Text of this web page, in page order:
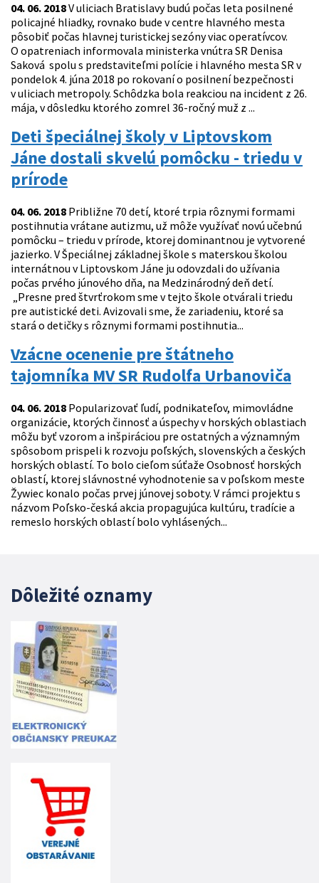
04. 06. 2018V uliciach Bratislavy budú počas leta posilnené
policajné hliadky, rovnako bude v centre hlavného mesta
pôsobiť počas hlavnej turistickej sezóny viac operatívcov.
O opatreniach informovala ministerka vnútra SR Denisa
Saková spolu s predstaviteľmi polície i hlavného mesta SR v
pondelok 4. júna 2018 po rokovaní o posilnení bezpečnosti
v uliciach metropoly. Schôdzka bola reakciou na incident z 26.
mája, v dôsledku ktorého zomrel 36-ročný muž z ...
Deti špeciálnej školy v Liptovskom
Jáne dostali skvelú pomôcku - triedu v
prírode
04. 06. 2018 Približne 70 detí, ktoré trpia rôznymi formami
postihnutia vrátane autizmu, už môže využívať novú učebnú
pomôcku – triedu v prírode, ktorej dominantnou je vytvorené
jazierko. V Špeciálnej základnej škole s materskou školou
internátnou v Liptovskom Jáne ju odovzdali do užívania
počas prvého júnového dňa, na Medzinárodný deň detí.
„Presne pred štvrťrokom sme v tejto škole otvárali triedu
pre autistické deti. Avizovali sme, že zariadeniu, ktoré sa
stará o detičky s rôznymi formami postihnutia...
Vzácne ocenenie pre štátneho
tajomníka MV SR Rudolfa Urbanoviča
04. 06. 2018 Popularizovať ľudí, podnikateľov, mimovládne
organizácie, ktorých činnosť a úspechy v horských oblastiach
môžu byť vzorom a inšpiráciou pre ostatných a významným
spôsobom prispeli k rozvoju poľských, slovenských a českých
horských oblastí. To bolo cieľom súťaže Osobnosť horských
oblastí, ktorej slávnostné vyhodnotenie sa v poľskom meste
Žywiec konalo počas prvej júnovej soboty. V rámci projektu s
názvom Poľsko-česká akcia propagujúca kultúru, tradície a
remeslo horských oblastí bolo vyhlásených...
Dôležité oznamy